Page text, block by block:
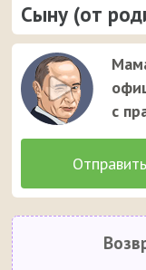
Сыну (от
с